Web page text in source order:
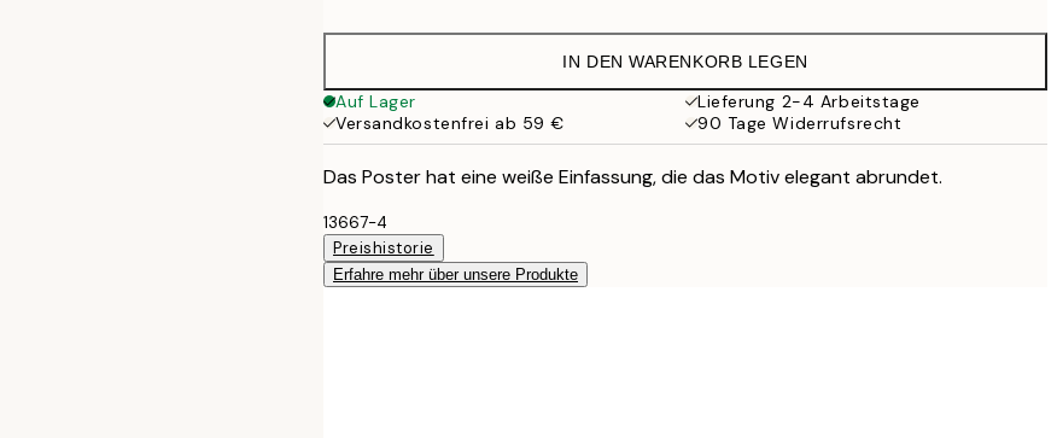
19,95 €
32,45 €
IN DEN WARENKORB LEGEN
Auf Lager
Lieferung 2-4 Arbeitstage
Versandkostenfrei ab 59 €
90 Tage Widerrufsrecht
Das Poster hat eine weiße Einfassung, die das Motiv elegant abrundet.
13667-4
Preishistorie
Erfahre mehr über unsere Produkte